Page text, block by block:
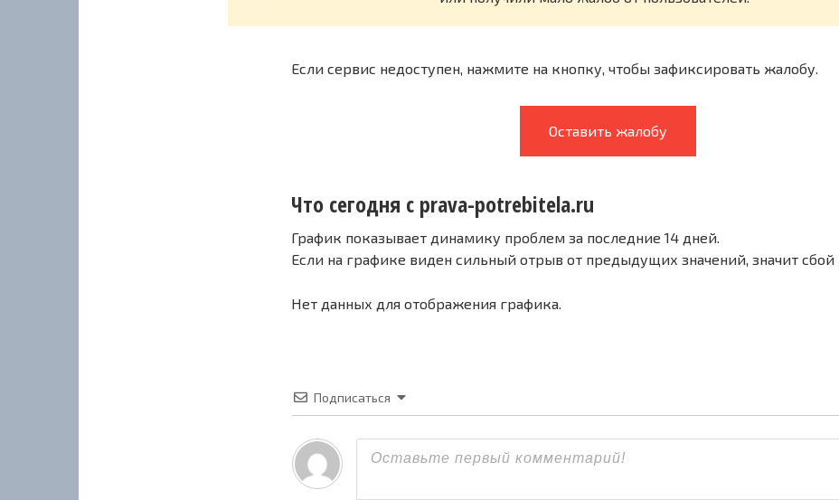
Если сервис недоступен, нажмите на кнопку, чтобы зафиксировать жалобу.
Оставить жалобу
Что сегодня с prava-potrebitela.ru
График показывает динамику проблем за последние 14 дней.
Если на графике виден сильный отрыв от предыдущих значений, значит сбой
Нет данных для отображения графика.
Подписаться